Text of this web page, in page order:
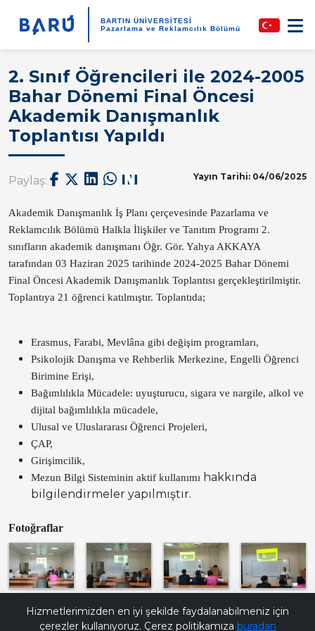
BARTIN ÜNİVERSİTESİ
Pazarlama ve Reklamcılık Bölümü
2. Sınıf Öğrencileri ile 2024-2005
Bahar Dönemi Final Öncesi
Akademik Danışmanlık
Toplantısı Yapıldı
Paylaş: Yayın Tarihi: 04/06/2025
Akademik Danışmanlık İş Planı çerçevesinde Pazarlama ve
Reklamcılık Bölümü Halkla İlişkiler ve Tanıtım Programı 2.
sınıfların akademik danışmanı Öğr. Gör. Yahya AKKAYA
tarafından 03 Haziran 2025 tarihinde 2024-2025 Bahar Dönemi
Final Öncesi Akademik Danışmanlık Toplantısı gerçekleştirilmiştir.
Toplantıya 21 öğrenci katılmıştır. Toplantıda;
Erasmus, Farabi, Mevlâna gibi değişim programları,
Psikolojik Danışma ve Rehberlik Merkezine, Engelli Öğrenci
Birimine Erişi,
Bağımlılıkla Mücadele: uyuşturucu, sigara ve nargile, alkol ve
dijital bağımlılıkla mücadele,
Ulusal ve Uluslararası Öğrenci Projeleri,
ÇAP,
Girişimcilik,
Mezun Bilgi Sisteminin aktif kullanımı hakkında
bilgilendirmeler yapılmıştır.
Fotoğraflar
Hizmetlerimizden en iyi şekilde faydalanabilmeniz için
çerezler kullanıyoruz. Çerez politikamıza buradan
Bana Soru Sor | Ask Me